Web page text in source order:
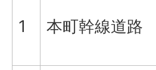
1 本町幹線道路